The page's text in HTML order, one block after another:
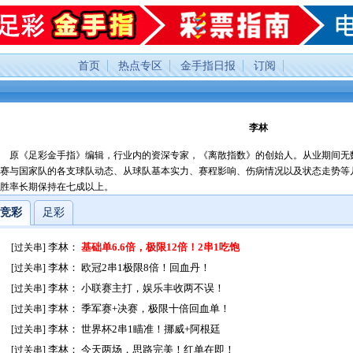
首页 热点专区 金手指日报 订阅
李林
原《足彩金手指》编辑，行业内的资深专家，《离散指数》的创始人。从业期间
与国家队的各支球队动态、从球队基本实力、赛程影响、伤病情况以及状态走势
率长期保持在七成以上。
竞彩 足彩